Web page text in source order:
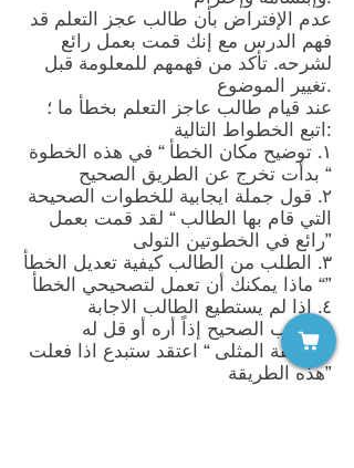
عدم الإفتراض بأن طالب عجز التعلم قد
فهم الدرس مع إنك قمت بعمل رائع
لشرحه. تأكد من فهمهم للمعلومة قبل
تغيير الموضوع.
عند قيام طالب عاجز التعلم بخطأ ما ؛
اتبع الخطواط التالية:
١. توضيح مكان الخطأ “ في هذه الخطوة
بدأت تخرج عن الطريق الصحيح “
٢. قول جملة ايجابية للخطوات الصحيحة
التي قام بها الطالب “ لقد قمت بعمل
رائع في الخطوتين التولى”
٣. الطلب من الطالب كيفية تعديل الخطأ
“ ماذا يمكنك أن تعمل لتصحيحي الخطأ”
٤. اذا لم يستطيع الطالب الاجابة
بالجواب الصحيح إذاً أره أو قل له
الطريقة المثلى “ اعتقد ستبدع اذا فعلت
هذه الطريقة”